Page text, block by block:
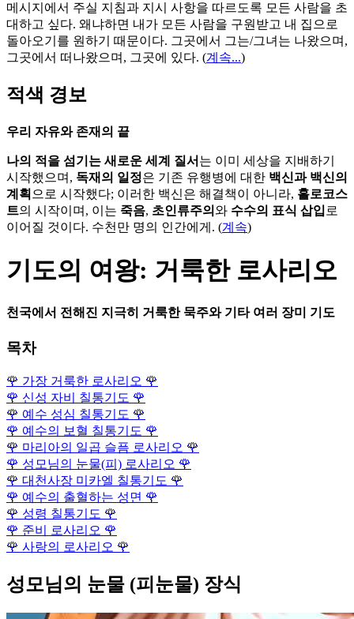
메시지에서 주실 지침과 지시 사항을 따르도록 모든 사람을 초
대하고 싶다. 왜냐하면 내가 모든 사람을 구원받고 내 집으로
돌아오기를 원하기 때문이다. 그곳에서 그는/그녀는 나왔으며,
그곳에서 떠나왔으며, 그곳에 있다. (계속...)
적색 경보
우리 자유와 존재의 끝
나의 적을 섬기는 새로운 세계 질서 는 이미 세상을 지배하기
시작했으며, 독재의 일정은 기존 유행병에 대한 백신과 백신의
계획 으로 시작했다; 이러한 백신은 해결책이 아니라, 홀로코스
트의 시작이며, 이는 죽음, 초인류주의 와 수수의 표식 삽입 로
이어질 것이다. 수천만 명의 인간에게. (계속)
기도의 여왕: 거룩한 로사리오
천국에서 전해진 지극히 거룩한 묵주와 기타 여러 장미 기도
목차
🌹 가장 거룩한 로사리오 🌹
🌹 신성 자비 칠통기도 🌹
🌹 예수 성심 칠통기도 🌹
🌹 예수의 보혈 칠통기도 🌹
🌹 마리아의 일곱 슬픔 로사리오 🌹
🌹 성모님의 눈물(피) 로사리오 🌹
🌹 대천사장 미카엘 칠통기도 🌹
🌹 예수의 출혈하는 성면 🌹
🌹 성령 칠통기도 🌹
🌹 준비 로사리오 🌹
🌹 사랑의 로사리오 🌹
성모님의 눈물 (피눈물) 장식